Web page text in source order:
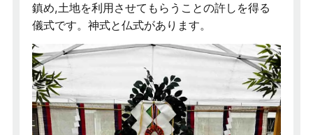
鎮め,土地を利用させてもらうことの許しを得る
儀式です。神式と仏式があります。